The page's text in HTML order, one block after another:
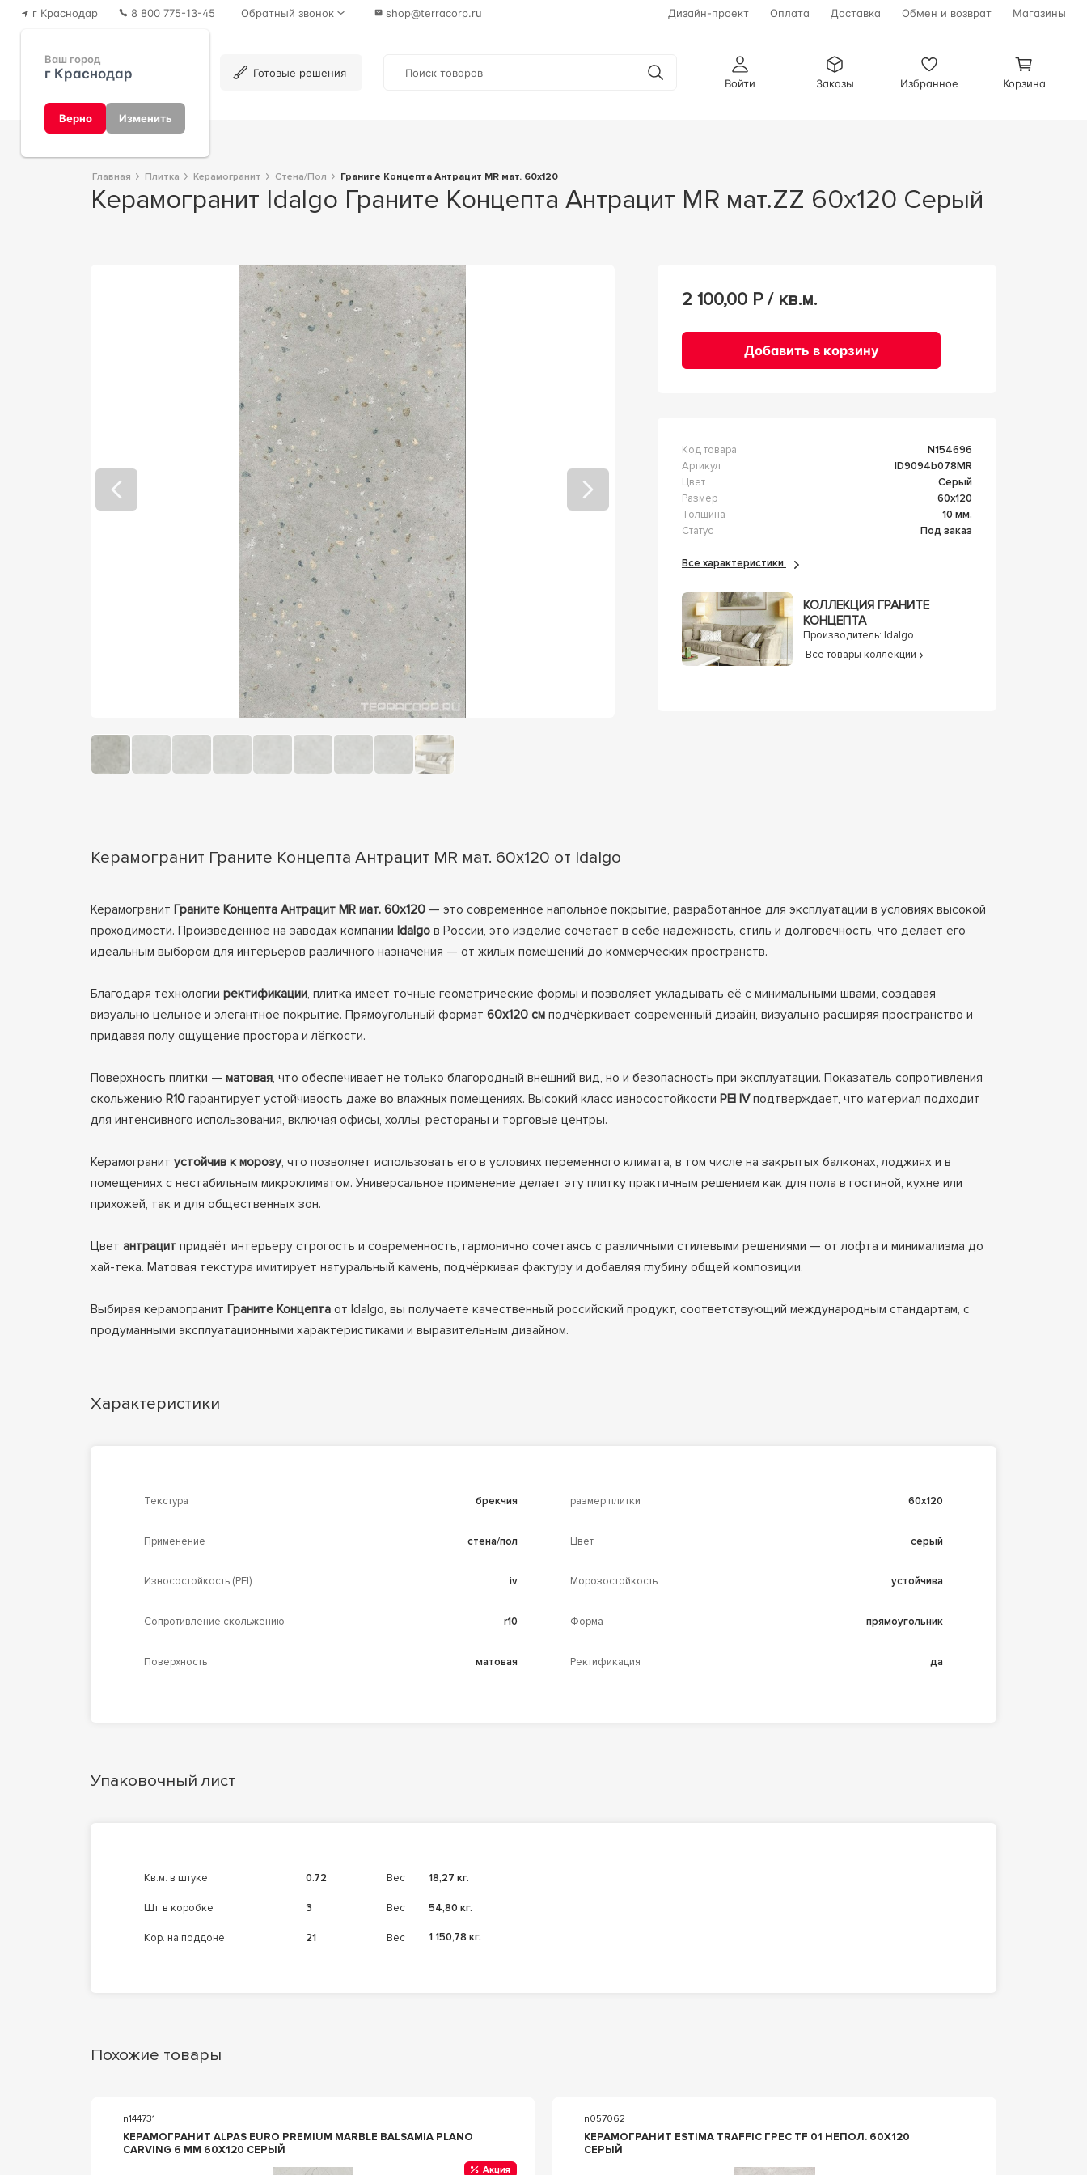
г Краснодар
Ваш город
г Краснодар
Верно Изменить
8 800 775-13-45 Обратный звонок shop@terracorp.ru Дизайн-проект Оплата Доставка Обмен и возврат Магазины
Готовые решения
Войти
Заказы Избранное Корзина
Главная Плитка Керамогранит Стена/Пол Граните Концепта Антрацит MR мат. 60x120
Керамогранит Idalgo Граните Концепта Антрацит MR мат.ZZ 60x120 Серый
2 100,00 Р / кв.м.
Добавить в корзину
Код товара
n154696
Артикул
ID9094b078MR
Цвет
Серый
Размер
60x120
Толщина
10 мм.
Статус
Под заказ
Все характеристики
КОЛЛЕКЦИЯ ГРАНИТЕ
КОНЦЕПТА
Производитель: Idalgo
Все товары коллекции
Керамогранит Граните Концепта Антрацит MR мат. 60x120 от Idalgo
Керамогранит Граните Концепта Антрацит MR мат. 60x120— это современное напольное покрытие, разработанное для эксплуатации в условиях высокой
проходимости. Произведённое на заводах компании Idalgoв России, это изделие сочетает в себе надёжность, стиль и долговечность, что делает его
идеальным выбором для интерьеров различного назначения — от жилых помещений до коммерческих пространств.
Благодаря технологии ректификации, плитка имеет точные геометрические формы и позволяет укладывать её с минимальными швами, создавая
визуально цельное и элегантное покрытие. Прямоугольный формат 60x120 смподчёркивает современный дизайн, визуально расширяя пространство и
придавая полу ощущение простора и лёгкости.
Поверхность плитки — матовая, что обеспечивает не только благородный внешний вид, но и безопасность при эксплуатации. Показатель сопротивления
скольжению R10гарантирует устойчивость даже во влажных помещениях. Высокий класс износостойкости PEI IVподтверждает, что материал подходит
для интенсивного использования, включая офисы, холлы, рестораны и торговые центры.
Керамогранит устойчив к морозу, что позволяет использовать его в условиях переменного климата, в том числе на закрытых балконах, лоджиях и в
помещениях с нестабильным микроклиматом. Универсальное применение делает эту плитку практичным решением как для пола в гостиной, кухне или
прихожей, так и для общественных зон.
Цвет антрацитпридаёт интерьеру строгость и современность, гармонично сочетаясь с различными стилевыми решениями — от лофта и минимализма до
хай-тека. Матовая текстура имитирует натуральный камень, подчёркивая фактуру и добавляя глубину общей композиции.
Выбирая керамогранит Граните Концептаот Idalgo, вы получаете качественный российский продукт, соответствующий международным стандартам, с
продуманными эксплуатационными характеристиками и выразительным дизайном.
Характеристики
Текстура брекчия размер плитки 60х120
Применение стена/пол Цвет серый
Износостойкость (PEI) iv Морозостойкость устойчива
Сопротивление скольжению r10 Форма прямоугольник
Поверхность матовая Ректификация да
Упаковочный лист
кв.м. в штуке 0.72 Вес 18,27 кг.
шт. в коробке 3 Вес 54,80 кг.
кор. на поддоне 21 Вес 1 150,78 кг.
Похожие товары
n144731
КЕРАМОГРАНИТ ALPAS EURO PREMIUM MARBLE BALSAMIA PLANO
CARVING 6 MM 60X120 СЕРЫЙ
Акция
n057062
КЕРАМОГРАНИТ ESTIMA TRAFFIC ГРЕС ТF 01 НЕПОЛ. 60X120
СЕРЫЙ